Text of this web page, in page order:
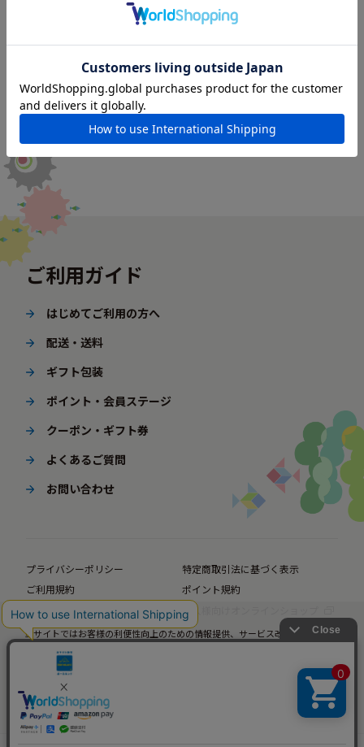
ご利用ガイド
はじめてご利用の方へ
配送・送料
ギフト包装
ポイント・会員ステージ
クーポン・ギフト券
よくあるご質問
お問い合わせ
プライバシーポリシー
特定商取引法に基づく表示
ご利用規約
ポイント規約
企業サイト
法人様向けオンラインショップ
当サイトではお客様の利便性向上のための情報提供、サービス改善のための分
当サイトの閲覧を継続された場合、Cookieの使用にご同意いただいたものとみ
なします。
詳細については